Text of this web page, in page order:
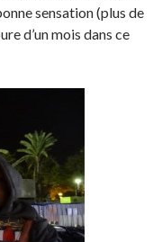
sensation (plus de
d’un mois dans ce